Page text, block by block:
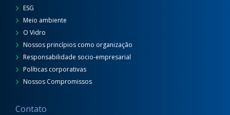
ESG
Meio ambiente
O Vidro
Nossos princípios como organização
Responsabilidade socio-empresarial
Políticas corporativas
Nossos Compromissos
Contato